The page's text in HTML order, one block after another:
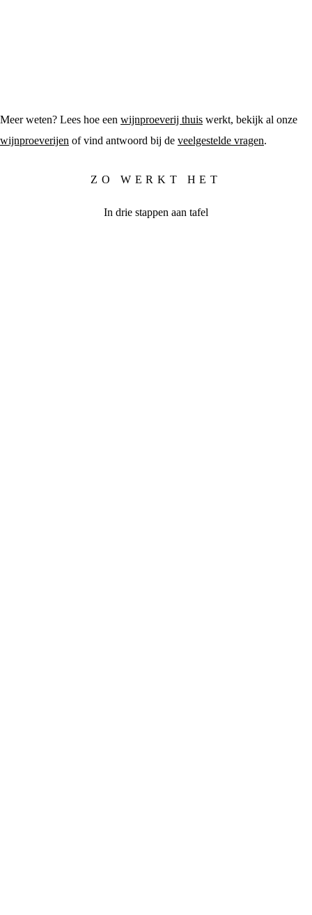
Meer weten? Lees hoe een wijnproeverij thuis werkt, bekijk al onze
wijnproeverijen of vind antwoord bij de veelgestelde vragen.
ZO WERKT HET
In drie stappen aan tafel